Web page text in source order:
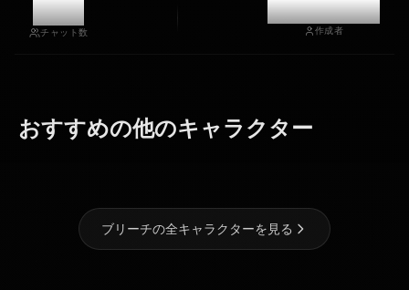
3.1k
チャット数
@kinayymon
作成者
おすすめの他のキャラクター
ー・ジャガー
ジャック
ブリーチの全キャラクターを見る